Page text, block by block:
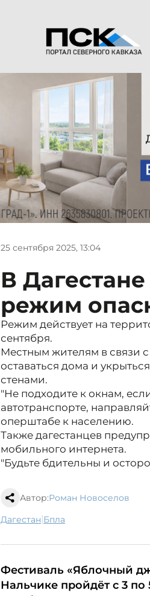
25 сентября 2025, 13:04
В
режим
Режим действует на
сентября.
Местным жителям в связи
оставаться дома и
стенами.
"Не подходите к окнам,
автотранспорте,
оперштабе к населению.
Также дагестанцев
мобильного интернета.
"Будьте бдительны и
Автор:Роман Новоселов
Дагестан| бпла
Фестиваль «Яблочный
Нальчике пройдёт с 3 по